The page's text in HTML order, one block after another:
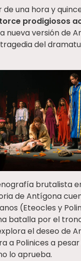
de una hora y
prodigiosos
nueva versión de
del
brutalista
de Antígona
(Eteocles y
batalla por el
el deseo de
a Polinices a
lo aprueba.